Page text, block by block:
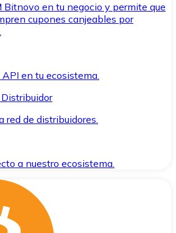
Bitnovo en tu negocio y permite que
cupones canjeables por
en tu ecosistema.
red de distribuidores.
a nuestro ecosistema.